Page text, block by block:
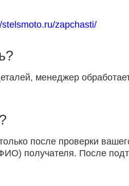
stelsmoto.ru/zapchasti/
менеджер
после проверки
получателя. После